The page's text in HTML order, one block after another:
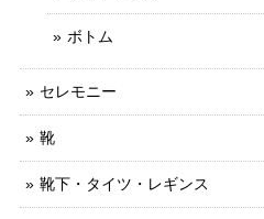
ボトム
セレモニー
靴
靴下・タイツ・レギンス